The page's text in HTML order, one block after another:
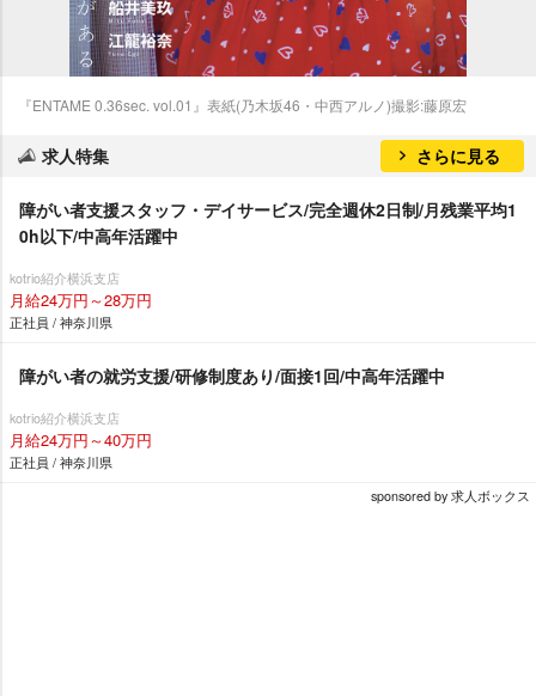
『ENTAME 0.36sec. vol.01』表紙(乃木坂46・中西アルノ)撮影:藤原宏
求人特集 さらに見る
障がい者支援スタッフ・デイサービス/完全週休2日制/月残業平均1
0h以下/中高年活躍中
kotrio紹介横浜支店
月給24万円～28万円
正社員 / 神奈川県
障がい者の就労支援/研修制度あり/面接1回/中高年活躍中
kotrio紹介横浜支店
月給24万円～40万円
正社員 / 神奈川県
sponsored by 求人ボックス